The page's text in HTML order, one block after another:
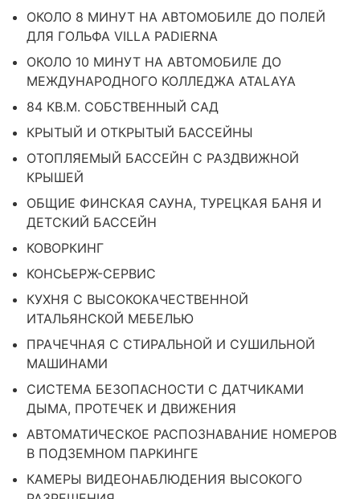
ОКОЛО 8 МИНУТ НА АВТОМОБИЛЕ ДО ПОЛЕЙ
ДЛЯ ГОЛЬФА VILLA PADIERNA
ОКОЛО 10 МИНУТ НА АВТОМОБИЛЕ ДО
МЕЖДУНАРОДНОГО КОЛЛЕДЖА ATALAYA
84 КВ.М. СОБСТВЕННЫЙ САД
КРЫТЫЙ И ОТКРЫТЫЙ БАССЕЙНЫ
ОТОПЛЯЕМЫЙ БАССЕЙН С РАЗДВИЖНОЙ
КРЫШЕЙ
ОБЩИЕ ФИНСКАЯ САУНА, ТУРЕЦКАЯ БАНЯ И
ДЕТСКИЙ БАССЕЙН
КОВОРКИНГ
КОНСЬЕРЖ-СЕРВИС
КУХНЯ С ВЫСОКОКАЧЕСТВЕННОЙ
ИТАЛЬЯНСКОЙ МЕБЕЛЬЮ
ПРАЧЕЧНАЯ С СТИРАЛЬНОЙ И СУШИЛЬНОЙ
МАШИНАМИ
СИСТЕМА БЕЗОПАСНОСТИ С ДАТЧИКАМИ
ДЫМА, ПРОТЕЧЕК И ДВИЖЕНИЯ
АВТОМАТИЧЕСКОЕ РАСПОЗНАВАНИЕ НОМЕРОВ
В ПОДЗЕМНОМ ПАРКИНГЕ
КАМЕРЫ ВИДЕОНАБЛЮДЕНИЯ ВЫСОКОГО